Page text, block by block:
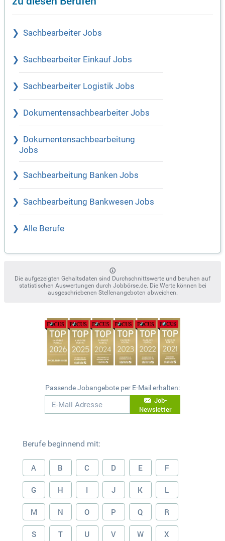
Sachbearbeiter Jobs
Sachbearbeiter Einkauf Jobs
Sachbearbeiter Logistik Jobs
Dokumentensachbearbeiter Jobs
Dokumentensachbearbeitung
Jobs
Sachbearbeitung Banken Jobs
Sachbearbeitung Bankwesen Jobs
Alle Berufe
Die aufgezeigten Gehaltsdaten sind Durchschnittswerte und beruhen auf
statistischen Auswertungen durch Jobbörse.de. Die Werte können bei
ausgeschriebenen Stellenangeboten abweichen.
Passende Jobangebote per E-Mail erhalten:
Job-
Newsletter
Berufe beginnend mit:
A B C D E F
G H I J K L
M N O P Q R
S T U V W X